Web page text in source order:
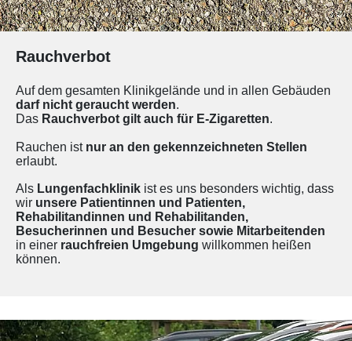
Rauchverbot
Auf dem gesamten Klinikgelände und in allen Gebäuden
darf nicht geraucht werden.
Das Rauchverbot gilt auch für E-Zigaretten.
Rauchen ist nur an den gekennzeichneten Stellen
erlaubt.
Als Lungenfachklinik ist es uns besonders wichtig, dass
wir unsere Patientinnen und Patienten,
Rehabilitandinnen und Rehabilitanden,
Besucherinnen und Besucher sowie Mitarbeitenden
in einer rauchfreien Umgebung willkommen heißen
können.